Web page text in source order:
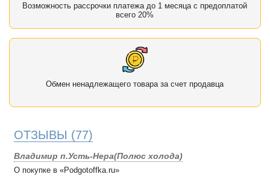
Возможность рассрочки платежа до 1 месяца с предоплатой
всего 20%
Обмен ненадлежащего товара за счет продавца
ОТЗЫВЫ (77)
Владимир п.Усть-Нера(Полюс холода)
О покупке в «Podgotoffka.ru»